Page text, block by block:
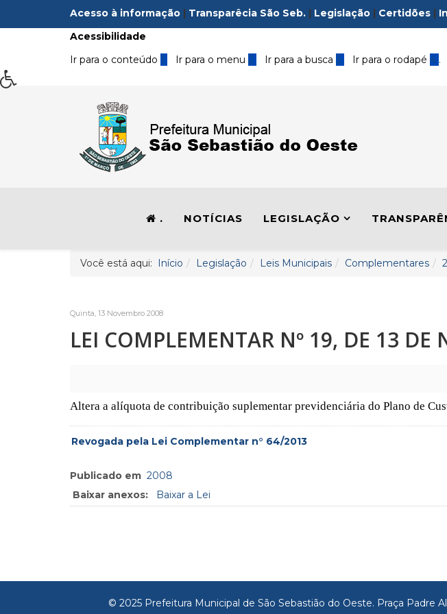
Acesso à informação | Transparêcia São Seb. | Legislação | Certidões |
Acessibilidade
Ir para o conteúdo 1 Ir para o menu 2 Ir para a busca3 Ir para o rodapé 4 .
. NOTÍCIAS LEGISLAÇÃO
Você está aqui: Início Legislação Leis Municipais Complementares
Quinta, 13 Novembro 2008
LEI COMPLEMENTAR Nº 19, DE 13 DE
Altera a alíquota de contribuição suplementar previdenciária do Plano de
Revogada pela Lei Complementar n° 64/2013
Publicado em 2008
Baixar anexos:
Baixar a Lei
© 2025 Prefeitura Municipal de São Sebastião do Oeste. Praça Padre